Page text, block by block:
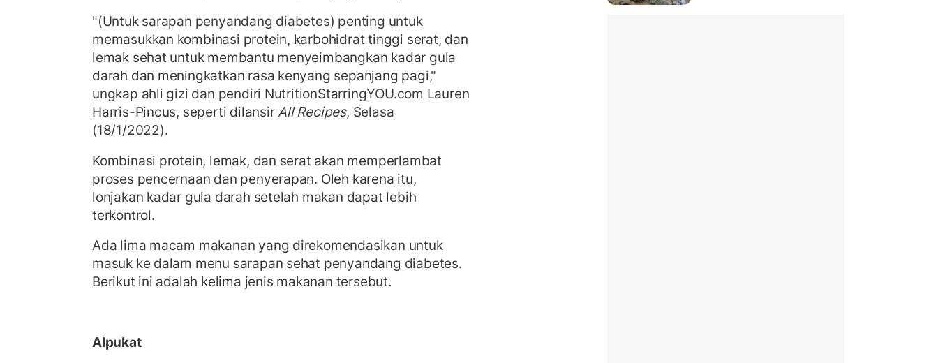
"(Untuk sarapan penyandang diabetes) penting untuk
memasukkan kombinasi protein, karbohidrat tinggi serat, dan
lemak sehat untuk membantu menyeimbangkan kadar gula
darah dan meningkatkan rasa kenyang sepanjang pagi,"
ungkap ahli gizi dan pendiri NutritionStarringYOU.com Lauren
Harris-Pincus, seperti dilansirAll Recipes, Selasa
(18/1/2022).
Kombinasi protein, lemak, dan serat akan memperlambat
proses pencernaan dan penyerapan. Oleh karena itu,
lonjakan kadar gula darah setelah makan dapat lebih
terkontrol.
Ada lima macam makanan yang direkomendasikan untuk
masuk ke dalam menu sarapan sehat penyandang diabetes.
Berikut ini adalah kelima jenis makanan tersebut.
Alpukat